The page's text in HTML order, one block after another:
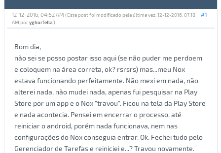
#1
12-12-2016, 04:52 AM (Este post foi modificado pela última vez: 12-12-2016, 07:18
AM poryghorfella.)
Bom dia,
não sei se posso postar isso aqui (se não puder me perdoem
e coloquem na área correta, ok? rsrsrs) mas...meu Nox
estava funcionando perfeitamente. Não mexi em nada, não
alterei nada, não mudei nada, apenas fui pesquisar na Play
Store por um app e o Nox "travou". Ficou na tela da Play Store
e nada acontecia. Pensei em encerrar o processo, até
reiniciar o android, porém nada funcionava, nem nas
configurações do Nox conseguia entrar. Ok. Fechei tudo pelo
Gerenciador de Tarefas e reiniciei e...? Travou novamente.